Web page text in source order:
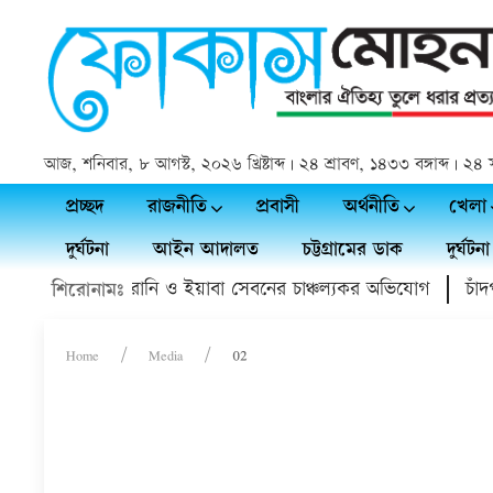
আজ, শনিবার, ৮ আগস্ট, ২০২৬ খ্রিষ্টাব্দ | ২৪ শ্রাবণ, ১৪৩৩ বঙ্গাব্দ |
প্রচ্ছদ রাজনীতি প্রবাসী অর্থনীতি
খেলা
দুর্ঘটনা
আইন আদালত চট্টগ্রামের ডাক
দুর্ঘটনা
শিরোনামঃ
ডাক্তারের হয়রানি ও ইয়াবা সেবনের চাঞ্চল্যকর অভিযোগ
Home Media 02